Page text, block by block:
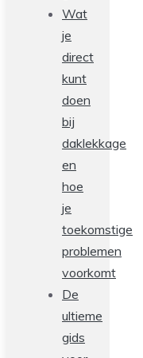
Wat
je
direct
kunt
doen
bij
daklekkage
en
hoe
je
toekomstige
problemen
voorkomt
De
ultieme
gids